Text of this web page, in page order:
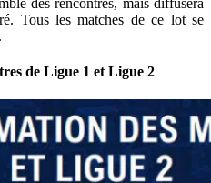
Tous les matches de ce lot se
de Ligue 1 et Ligue 2